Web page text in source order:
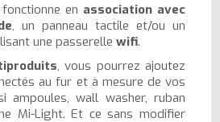
en association avec
, un panneau tactile et/ou un
une passerelle wifi.
, vous pourrez ajoutez
au fur et à mesure de vos
ampoules, wall washer, ruban
Mi-Light. Et ce sans modifier